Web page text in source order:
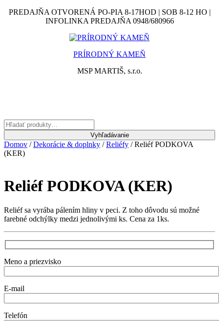
Skip
PREDAJŇA OTVORENÁ PO-PIA 8-17HOD | SOB 8-12 HO |
INFOLINKA PREDAJŇA 0948/680966
PRÍRODNÝ KAMEŇ
MSP MARTIŠ, s.r.o.
Hľadať:
Vyhľadávanie
Domov /Dekorácie & doplnky /Reliéfy / Reliéf PODKOVA
(KER)
Reliéf PODKOVA (KER)
Reliéf sa vyrába pálením hliny v peci. Z toho dôvodu sú možné
farebné odchýlky medzi jednolivými ks. Cena za 1ks.
Meno a priezvisko
E-mail
Telefón